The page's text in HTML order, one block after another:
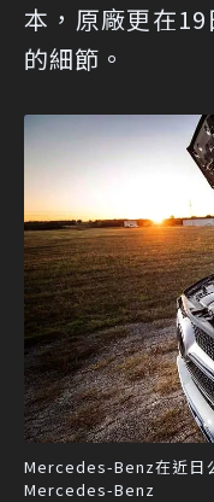
本，原廠更在
的細節。
Mercedes-Benz在近日
Mercedes-Benz